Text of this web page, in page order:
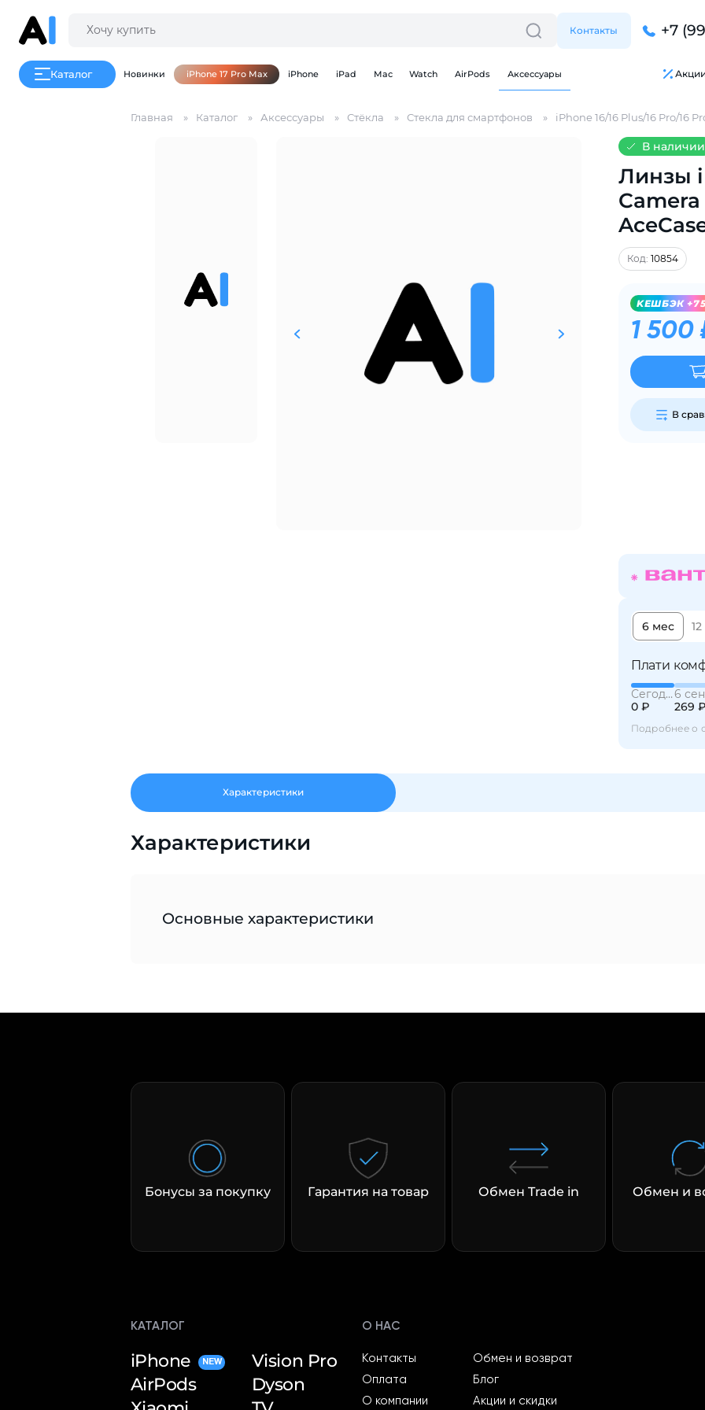
Контакты +7
Каталог Новинки iPhone 17 Pro Max iPhone iPad Mac Watch AirPods Аксессуары
Главная Каталог Аксессуары Стёкла Стекла для смартфонов iPhone 16/16 Plus/16 Pro/16
В наличии
Линзы
Camera
Код: 10854
KЕШБЭК
1 500
В
6 мес
Плати
Сегодня
0 ₽
6
269 ₽
Подробнее о
Характеристики
Характеристики
Основные характеристики
Бонусы за покупку Гарантия на товар Обмен Trade in Обмен и
КАТАЛОГ
iPhone NEW
AirPods
Vision Pro
Dyson
О НАС
Контакты
Оплата
О компании
Обмен и возврат
Блог
Акции и скидки
на части
без переплат
График платежей
Подробнее
недели
раз в 2 недели